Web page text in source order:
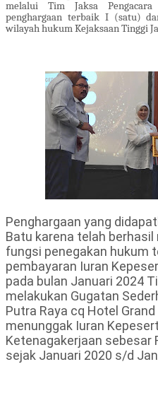
melalui Tim Jaksa
penghargaan terbaik I (satu)
wilayah hukum Kejaksaan Tinggi
Penghargaan yang
Batu karena telah
fungsi penegakan hukum
pembayaran Iuran
pada bulan Januari 2024
melakukan Gugatan
Putra Raya cq Hotel
menunggak Iuran
Ketenagakerjaan sebesar
sejak Januari 2020 s/d